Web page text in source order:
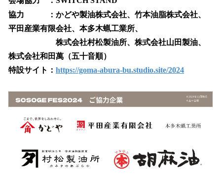
協力 ：かどや製油株式会社、竹本油脂株式会社、
平田産業有限会社、本多木蝋工業所、
株式会社村松製油所、株式会社山田製油、
株式会社和田萬（五十音順）
特設サイト： https://goma-abura-bu.studio.site/2024